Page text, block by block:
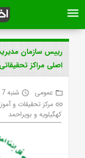
menu
رییس سازمان
اصلی مراکز
folder_open عمومی access_time شنبه 7 آبان 1401 ساعت 11:51
link مرکز تحقیقات و
کهگیلویه و بویراحمد